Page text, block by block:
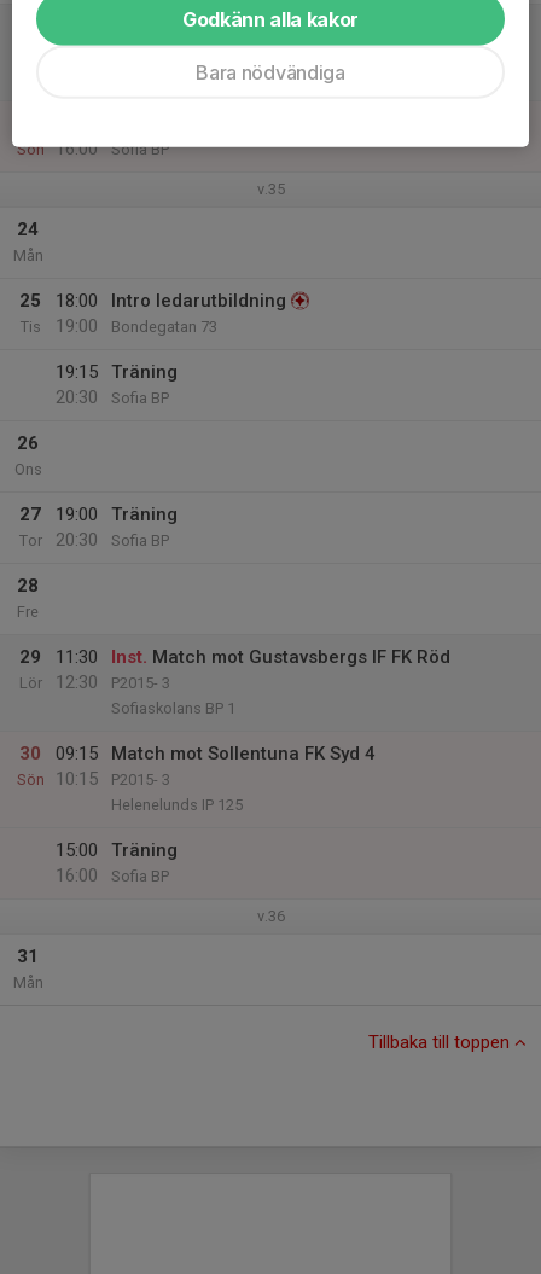
22
11:15
Match mot Värmdö IF Vit
Värmdövallen 225
Sön
16:00
Sofia BP
v.35
24
Mån
25
Tis
18:00
19:00
Intro ledarutbildning
Bondegatan 73
19:15
20:30
Träning
Sofia BP
26
Ons
27
Tor
19:00
20:30
Träning
Sofia BP
28
Fre
29
Lör
11:30
12:30
Inst. Match mot Gustavsbergs IF FK Röd
P2015- 3
Sofiaskolans BP 1
30
Sön
09:15
10:15
Match mot Sollentuna FK Syd 4
P2015- 3
Helenelunds IP 125
15:00
16:00
Träning
Sofia BP
v.36
31
Mån
Tillbaka till toppen
Godkänn alla kakor
Bara nödvändiga